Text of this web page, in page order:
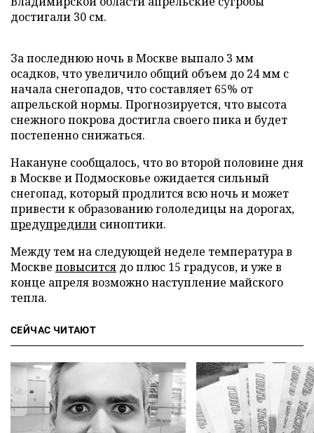
достигали 30 см.
За последнюю ночь в Москве выпало 3 мм
осадков, что увеличило общий объем до 24 мм с
начала снегопадов, что составляет 65% от
апрельской нормы. Прогнозируется, что высота
снежного покрова достигла своего пика и будет
постепенно снижаться.
Накануне сообщалось, что во второй половине дня
в Москве и Подмосковье ожидается сильный
снегопад, который продлится всю ночь и может
привести к образованию гололедицы на дорогах,
предупредили синоптики.
Между тем на следующей неделе температура в
Москве повысится до плюс 15 градусов, и уже в
конце апреля возможно наступление майского
тепла.
СЕЙЧАС ЧИТАЮТ